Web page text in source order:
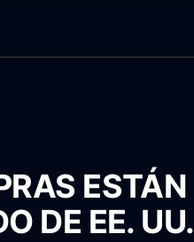
ESTÁN
DE EE. UU.